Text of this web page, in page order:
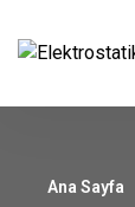
Ana Sayfa